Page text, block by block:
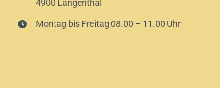
4900 Langenthal
Montag bis Freitag 08.00 – 11.00 Uhr